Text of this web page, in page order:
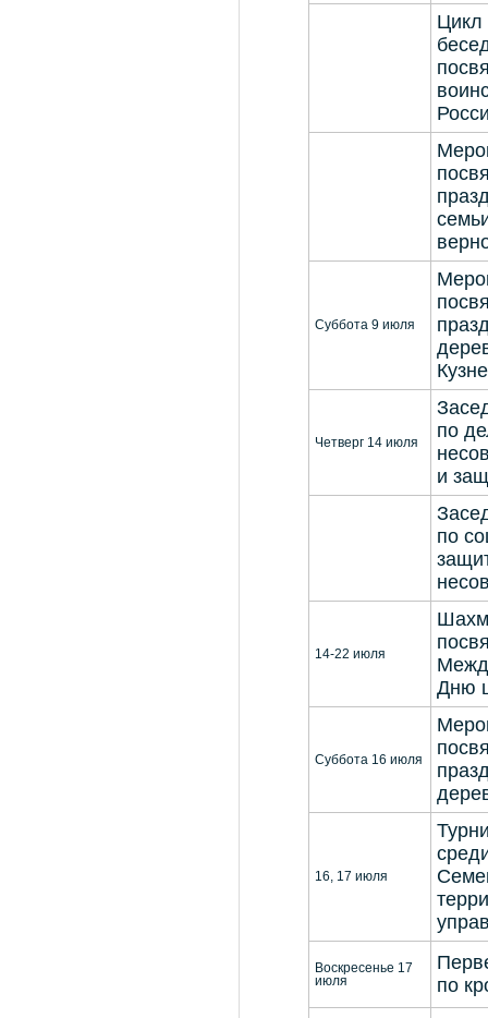
Цикл
Суббота 9 июля
Четверг 14 июля
по
и
по
14-22 июля
Дню
Суббота 16 июля
16, 17 июля
Воскресенье 17
июля
по